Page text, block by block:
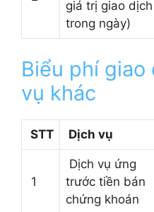
giá trị giao dịch
trong ngày)
Biểu phí
vụ khác
STT Dịch vụ
1
Dịch vụ ứng
trước tiền bán
chứng khoán